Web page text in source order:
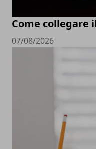
Come collegare
07/08/2026